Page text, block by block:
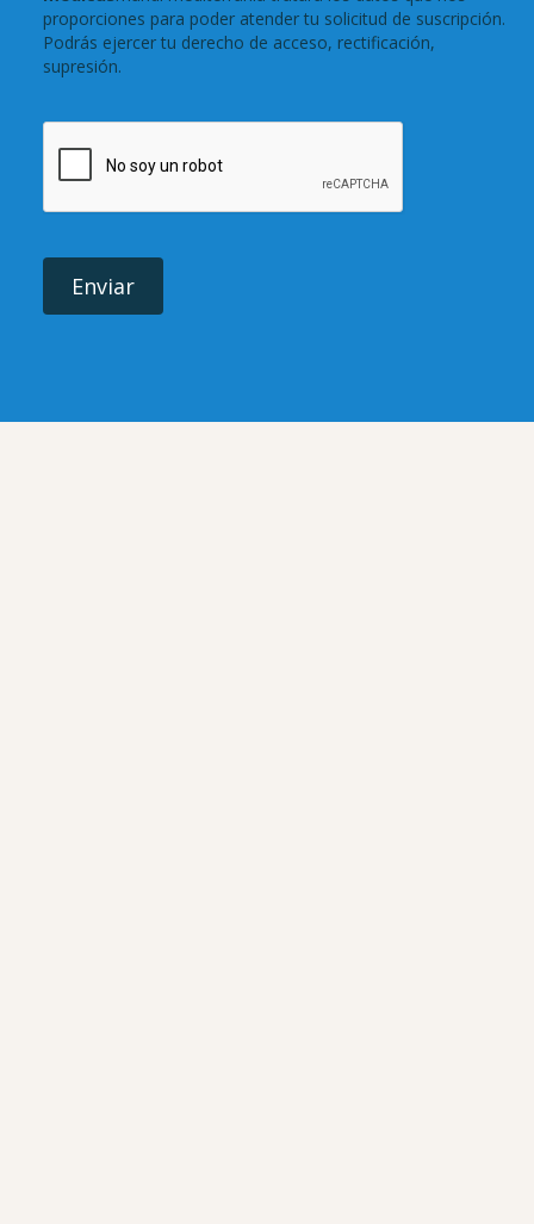
proporciones para poder atender tu solicitud de suscripción.
Podrás ejercer tu derecho de acceso, rectificación,
supresión.
Enviar